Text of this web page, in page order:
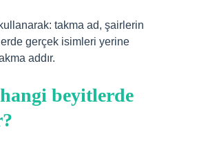
takma ad, şairlerin
gerçek isimleri yerine
addır.
beyitlerde